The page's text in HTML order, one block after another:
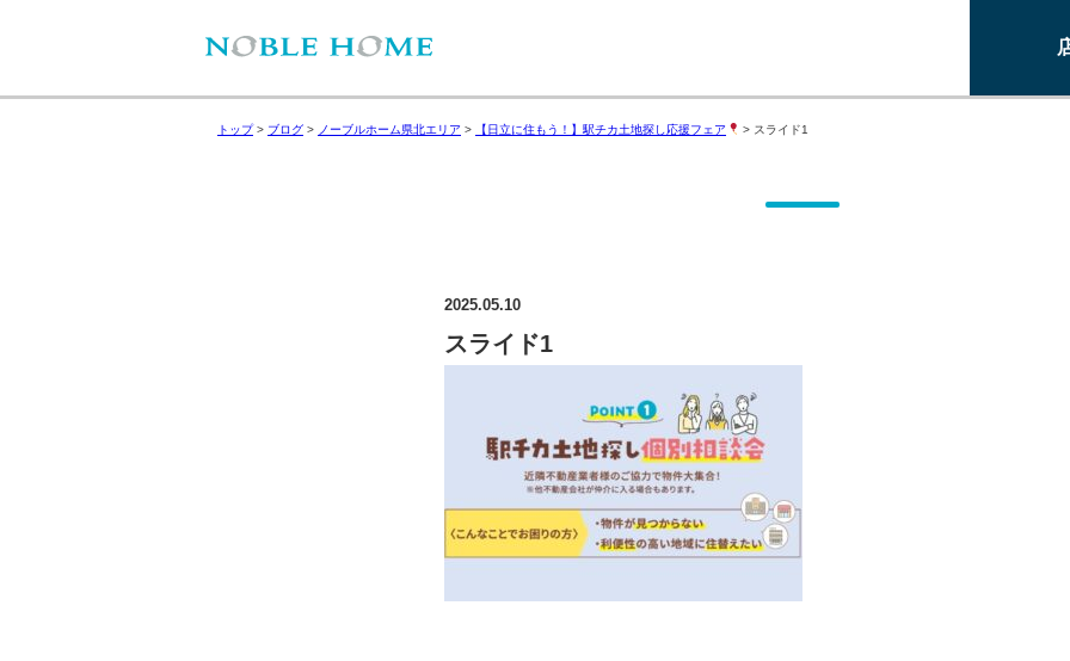
トップ> ブログ > ノーブルホーム県北エリア > 【日立に住もう！】駅チカ土地探し応援フェア > スライド1
2025.05.10
スライド1